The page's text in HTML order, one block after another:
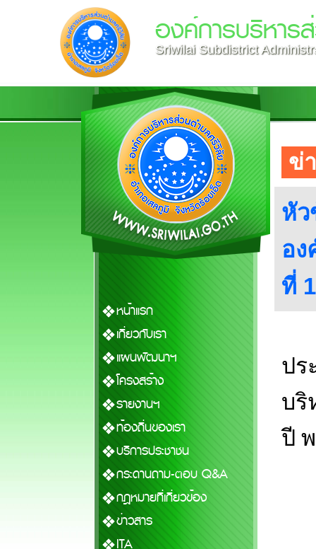
องค์การบริหาร
Sriwilai Subdistrict
หน้าแรก
เกี่ยวกับเรา
แผนพัฒนาฯ
โครงสร้าง
รายงานฯ
ท้องถิ่นของเรา
บริการประชาชน
กระดานถาม-ตอบ Q&A
กฎหมายที่เกี่ยวข้อง
ข่าวสาร
ITA
ข่
หัว
อง
ที่
ปร
บริ
ปี